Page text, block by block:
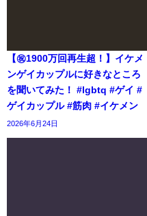
【㊗️1900万回再生超！】イケメ
ンゲイカップルに好きなところ
を聞いてみた！ #lgbtq #ゲイ #
ゲイカップル #筋肉 #イケメン
2026年6月24日